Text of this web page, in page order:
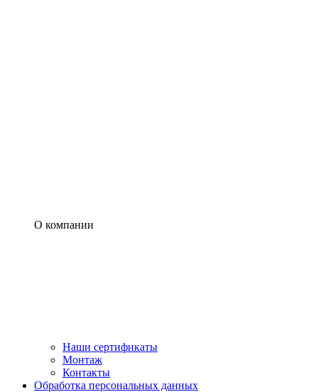
О компании
Наши сертификаты
Монтаж
Контакты
Обработка персональных данных